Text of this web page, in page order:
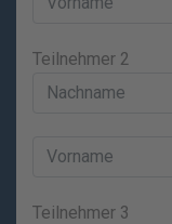
Teilnehmer 2
Teilnehmer 3